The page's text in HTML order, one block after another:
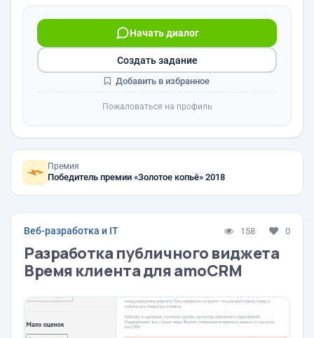
Начать диалог
Создать задание
Добавить в избранное
Пожаловаться на профиль
Премия
Победитель премии «Золотое копьё» 2018
Веб-разработка и IT 158 0
Разработка публичного виджета
Время клиента для amoCRM